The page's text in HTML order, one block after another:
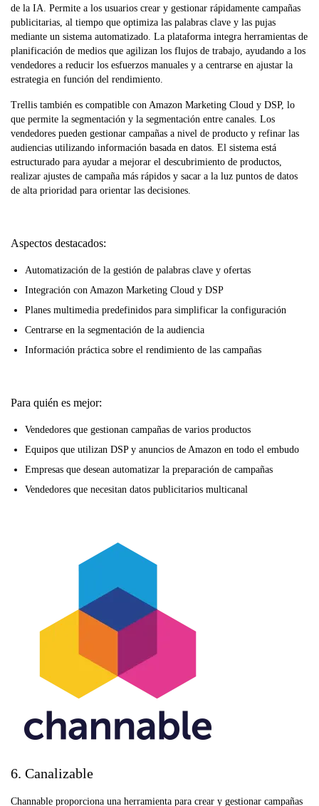
de la IA. Permite a los usuarios crear y gestionar rápidamente campañas
publicitarias, al tiempo que optimiza las palabras clave y las pujas
mediante un sistema automatizado. La plataforma integra herramientas de
planificación de medios que agilizan los flujos de trabajo, ayudando a los
vendedores a reducir los esfuerzos manuales y a centrarse en ajustar la
estrategia en función del rendimiento.
Trellis también es compatible con Amazon Marketing Cloud y DSP, lo
que permite la segmentación y la segmentación entre canales. Los
vendedores pueden gestionar campañas a nivel de producto y refinar las
audiencias utilizando información basada en datos. El sistema está
estructurado para ayudar a mejorar el descubrimiento de productos,
realizar ajustes de campaña más rápidos y sacar a la luz puntos de datos
de alta prioridad para orientar las decisiones.
Aspectos destacados:
Automatización de la gestión de palabras clave y ofertas
Integración con Amazon Marketing Cloud y DSP
Planes multimedia predefinidos para simplificar la configuración
Centrarse en la segmentación de la audiencia
Información práctica sobre el rendimiento de las campañas
Para quién es mejor:
Vendedores que gestionan campañas de varios productos
Equipos que utilizan DSP y anuncios de Amazon en todo el embudo
Empresas que desean automatizar la preparación de campañas
Vendedores que necesitan datos publicitarios multicanal
6. Canalizable
Channable proporciona una herramienta para crear y gestionar campañas